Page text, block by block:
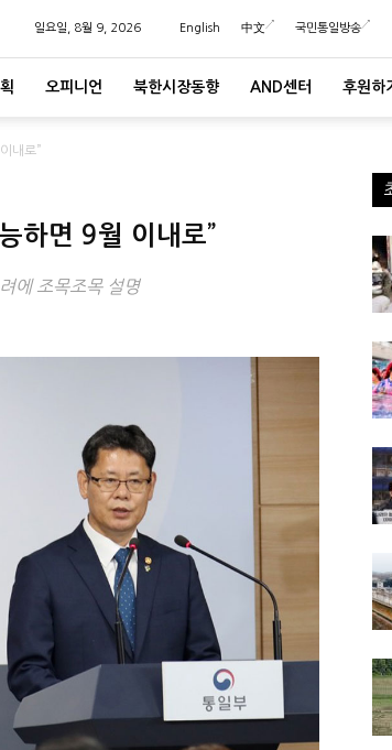
일요일, 8월 9, 2026 English 中文 국민통일방송
오피니언 북한시장동향 AND센터 후원하
내로”
하면 9월 이내로”
에 조목조목 설명